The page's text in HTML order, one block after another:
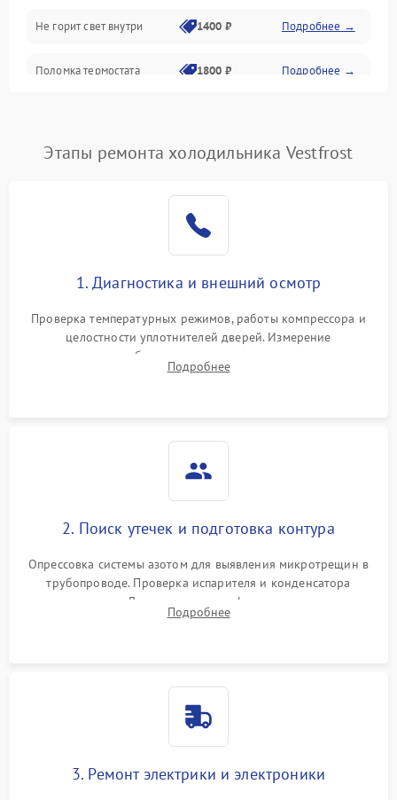
Не горит свет внутри 1400 ₽ Подробнее →
Поломка термостата 1800 ₽ Подробнее →
Поломка системы No Frost 2600 ₽ Подробнее →
работе
2000 ₽ Подробнее →
1000 ₽
1800 ₽
Этапы ремонта холодильника Vestfrost
1. Диагностика и внешний осмотр
Проверка температурных режимов, работы компрессора и
целостности уплотнителей дверей. Измерение
сопротивления обмоток мотора, проверка термостата и
считывание кодов ошибок с электронного дисплея.
Подробнее
2. Поиск утечек и подготовка контура
Опрессовка системы азотом для выявления микротрещин в
трубопроводе. Проверка испарителя и конденсатора
течеискателем. Демонтаж старого фильтра-осушителя и
продувка капиллярной трубки для устранения засоров.
Подробнее
3. Ремонт электрики и электроники